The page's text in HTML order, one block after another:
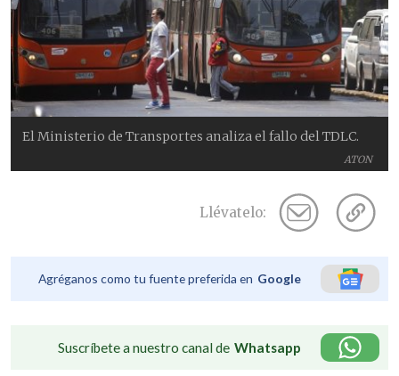
ATON
El Ministerio de Transportes analiza el fallo del TDLC.
Llévatelo:
Agréganos como tu fuente preferida en Google
Suscríbete a nuestro canal de Whatsapp